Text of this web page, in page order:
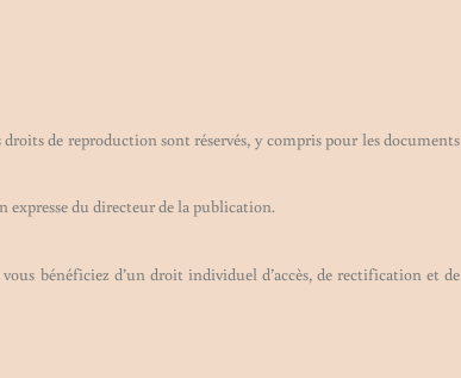
de reproduction sont réservés, y compris pour les documents
du directeur de la publication.
bénéficiez d’un droit individuel d’accès, de rectification et de